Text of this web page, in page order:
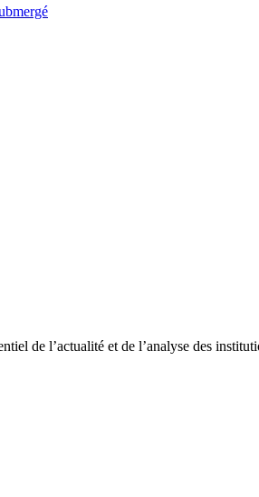
de l’actualité et de l’analyse des